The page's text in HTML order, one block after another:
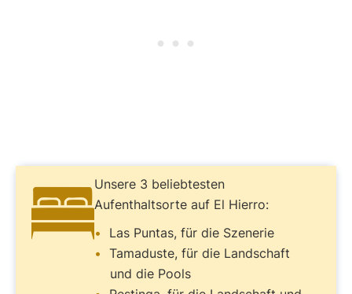
Unsere 3 beliebtesten
Aufenthaltsorte auf El Hierro:
Las Puntas, für die Szenerie
Tamaduste, für die Landschaft
und die Pools